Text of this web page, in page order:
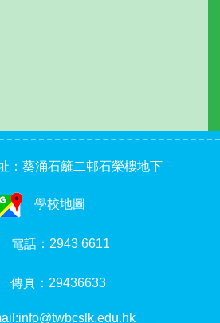
：葵涌石籬二邨石榮樓地下
學校地圖
電話： 2943 6611
傳真：29436633